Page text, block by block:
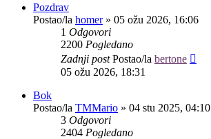
Pozdrav
Postao/la homer» 05 ožu 2026, 16:06
1 Odgovori
2200 Pogledano
Zadnji postPostao/la bertone
05 ožu 2026, 18:31
Bok
Postao/la TMMario » 04 stu 2025, 04:10
3 Odgovori
2404 Pogledano